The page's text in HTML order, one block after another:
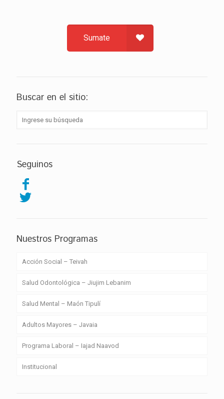
Sumate
Buscar en el sitio:
Seguinos
Nuestros Programas
Acción Social – Teivah
Salud Odontológica – Jiujim Lebanim
Salud Mental – Maón Tipulí
Adultos Mayores – Javaia
Programa Laboral – Iajad Naavod
Institucional